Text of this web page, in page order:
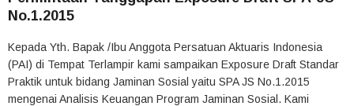
No.1.2015
Kepada Yth. Bapak /Ibu Anggota Persatuan Aktuaris Indonesia
(PAI) di Tempat Terlampir kami sampaikan Exposure Draft Standar
Praktik untuk bidang Jaminan Sosial yaitu SPA JS No.1.2015
mengenai Analisis Keuangan Program Jaminan Sosial. Kami